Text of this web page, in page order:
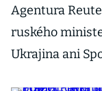
Agentura
ruského
Ukrajina ani